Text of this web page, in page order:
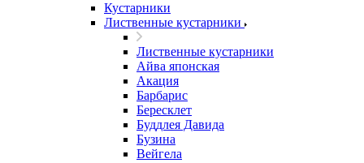
Кустарники
Лиственные кустарники
Лиственные кустарники
Айва японская
Акация
Барбарис
Бересклет
Буддлея Давида
Бузина
Вейгела